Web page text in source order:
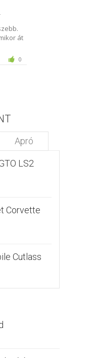
át
0
Apró
LS2
Corvette
Cutlass